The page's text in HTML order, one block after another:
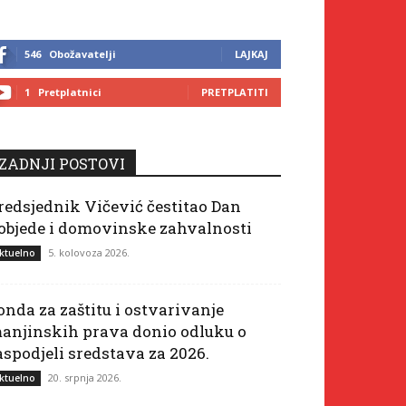
546 Obožavatelji LAJKAJ
1 Pretplatnici PRETPLATITI
ZADNJI POSTOVI
Vičević čestitao Dan
i domovinske zahvalnosti
5. kolovoza 2026.
za zaštitu i ostvarivanje
prava donio odluku o
sredstava za 2026.
20. srpnja 2026.